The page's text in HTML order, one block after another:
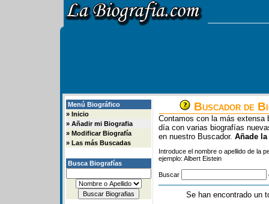
Menú Biográfico
» Inicio
» Añadir mi Biografia
» Modificar Biografía
» Las más Buscadas
Busca Biografías
Buscador de
Contamos con la más extensa
día con varias biografías
en nuestro Buscador. Añade
Introduce el nombre o apellido de la
ejemplo: Albert Eistein
Buscar
Se han encontrado un